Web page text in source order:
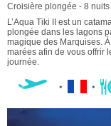
Croisière plongée - 8
L’Aqua Tiki II est un
plongée dans les lagons
magique des Marquises.
marées afin de vous offrir
journée.